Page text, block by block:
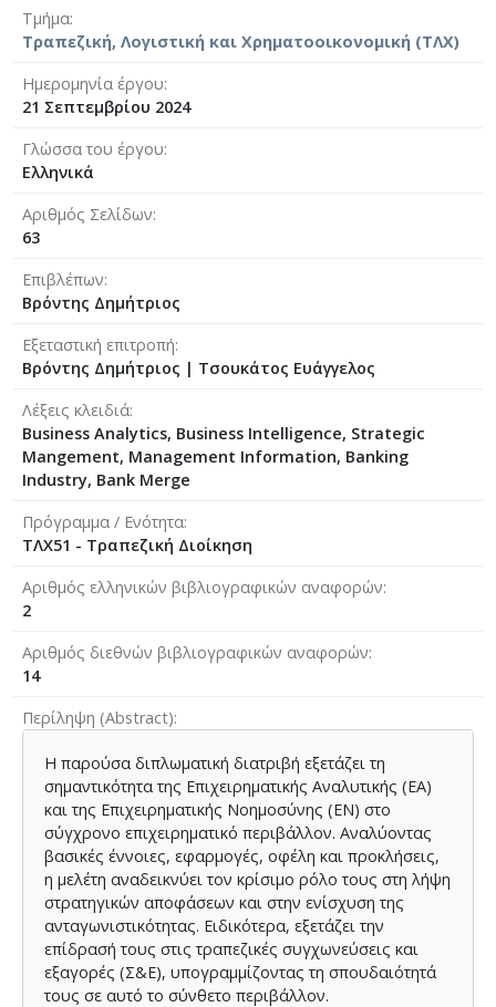
Τμήμα
Τραπεζική, Λογιστική και Χρηματοοικονομική (ΤΛΧ)
Ημερομηνία έργου
21 Σεπτεμβρίου 2024
Γλώσσα του έργου
Ελληνικά
Αριθμός Σελίδων
63
Επιβλέπων
Βρόντης Δημήτριος
Εξεταστική επιτροπή
Βρόντης Δημήτριος | Τσουκάτος Ευάγγελος
Λέξεις κλειδιά
Business Analytics, Business Intelligence, Strategic
Mangement, Management Information, Banking
Industry, Bank Merge
Πρόγραμμα / Ενότητα
ΤΛΧ51 - Τραπεζική Διοίκηση
Αριθμός ελληνικών βιβλιογραφικών αναφορών
2
Αριθμός διεθνών βιβλιογραφικών αναφορών
14
Περίληψη (Abstract)
Η παρούσα διπλωματική διατριβή εξετάζει τη
σημαντικότητα της Επιχειρηματικής Αναλυτικής (ΕΑ)
και της Επιχειρηματικής Νοημοσύνης (ΕΝ) στο
σύγχρονο επιχειρηματικό περιβάλλον. Αναλύοντας
βασικές έννοιες, εφαρμογές, οφέλη και προκλήσεις,
η μελέτη αναδεικνύει τον κρίσιμο ρόλο τους στη λήψη
στρατηγικών αποφάσεων και στην ενίσχυση της
ανταγωνιστικότητας. Ειδικότερα, εξετάζει την
επίδρασή τους στις τραπεζικές συγχωνεύσεις και
εξαγορές (Σ&Ε), υπογραμμίζοντας τη σπουδαιότητά
τους σε αυτό το σύνθετο περιβάλλον.